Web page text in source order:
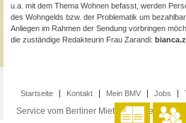
u.a. mit dem Thema Wohnen befasst, werden
des Wohngelds bzw. der Problematik um
Anliegen im Rahmen der Sendung vorbringen
die zuständige Redakteurin Frau Zarandi:
Startseite Kontakt Mein BMV Jobs
Service vom Berliner Mieterverein e.V. ·